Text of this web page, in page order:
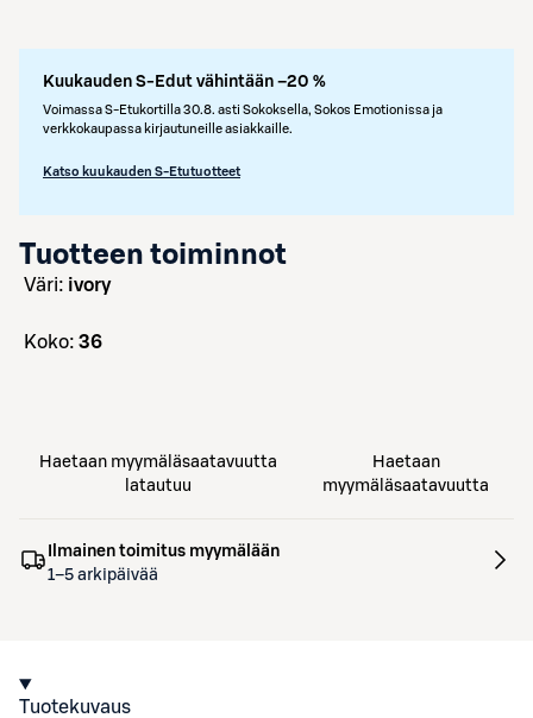
Kuukauden S-Edut vähintään –20 %
Voimassa S-Etukortilla 30.8. asti Sokoksella, Sokos Emotionissa ja
verkkokaupassa kirjautuneille asiakkaille.
Katso kuukauden S-Etutuotteet
Tuotteen toiminnot
väri: ivory
koko: 36
Haetaan myymäläsaatavuutta
latautuu
Haetaan
myymäläsaatavuutta
Ilmainen toimitus myymälään
1–5 arkipäivää
Tuotekuvaus